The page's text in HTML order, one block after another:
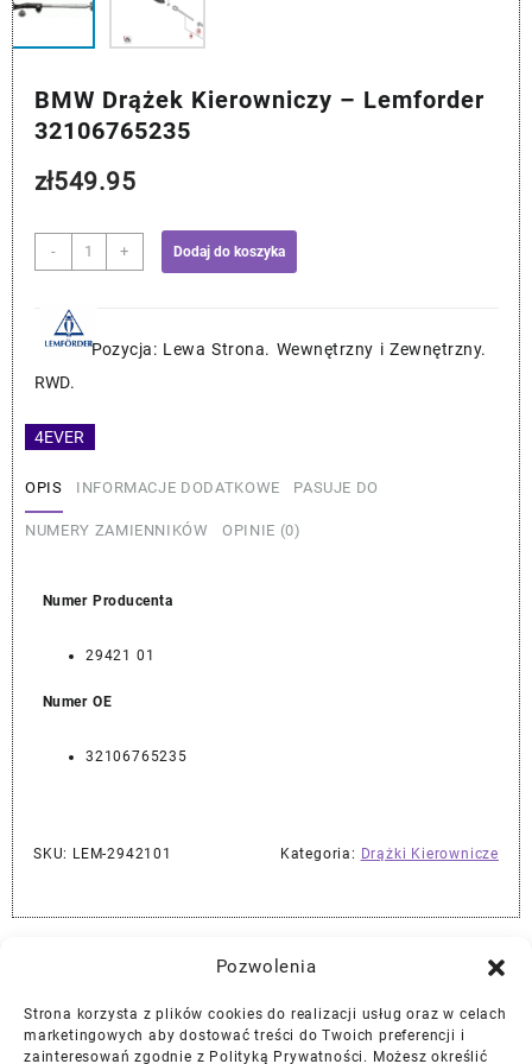
Pozwolenia
Strona korzysta z plików cookies do realizacji usług oraz w celach
marketingowych aby dostować treści do Twoich preferencji i
zainteresowań zgodnie z Polityką Prywatności. Możesz określić
4EVER
BMW Drążek Kierowniczy – Lemforder
32106765235
zł549.95
-
ilość
BMW
Kierowniczy
-
+ Dodaj do koszyka
Pozycja: Lewa Strona. Wewnętrzny i Zewnętrzny.
RWD.
OPIS INFORMACJE DODATKOWE PASUJE DO
NUMERY ZAMIENNIKÓW OPINIE (0)
Numer Producenta
29421 01
Numer OE
32106765235
SKU: LEM-2942101 Kategoria: Drążki Kierownicze
Najlepszej Jakości Części Samochodowe z Gwarancją Dożywotnią!*
Gwarancja i Zwroty